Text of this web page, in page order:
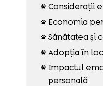
 Considerații
 Economia
 Sănătatea și
 Adopția în
 Impactul
personală